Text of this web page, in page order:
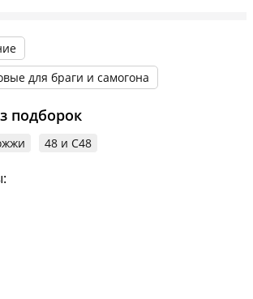
для браги и самогона
подборок
48 и C48